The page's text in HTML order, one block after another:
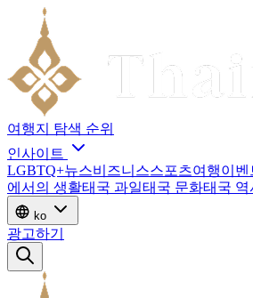
여행지 탐색 순위
인사이트
LGBTQ+뉴스비즈니스스포츠여행이벤
에서의 생활태국 과일태국 문화태국 역
ko
광고하기